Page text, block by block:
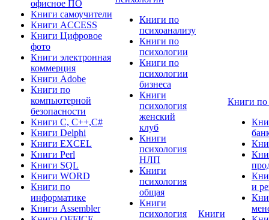
офисное ПО
Книги самоучители
Книги ACCESS
Книги Цифровое
фото
Книги электронная
коммерция
Книги Adobe
Книги по
компьютерной
безопасности
Книги C, C++,С#
Книги Delphi
Книги EXCEL
Книги Perl
Книги SQL
Книги WORD
Книги по
информатике
Книги Assembler
Книги по
психоанализу
Книги по
психологии
Книги по
психологии
бизнеса
Книги
психология
женский
клуб
Книги
психология
НЛП
Книги
психология
общая
Книги
психология
Книги
Книги по
и